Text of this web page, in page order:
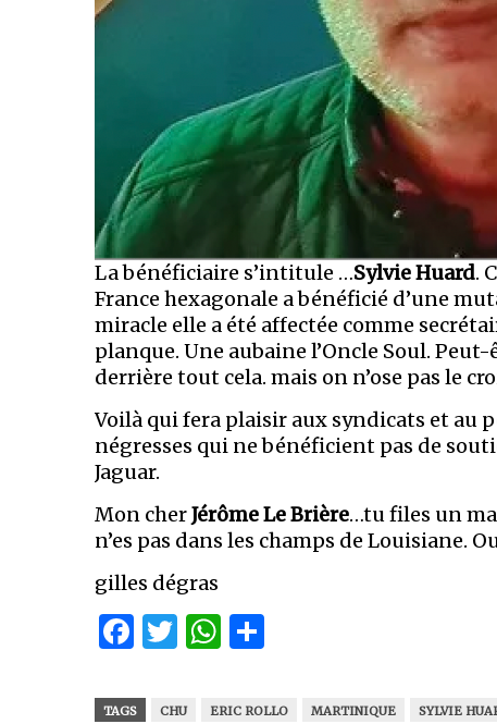
La bénéficiaire s’intitule …Sylvie Huard.
France hexagonale a bénéficié d’une
miracle elle a été affectée comme
planque. Une aubaine l’Oncle Soul.
derrière tout cela. mais on n’ose pas le
Voilà qui fera plaisir aux syndicats et au
négresses qui ne bénéficient pas de
Jaguar.
Mon cherJérôme Le Brière…tu files un
n’es pas dans les champs de Louisiane.
gilles dégras
Facebook
Twitter
WhatsApp
TAGS CHU ERIC ROLLO MARTINIQUE SYLVIE